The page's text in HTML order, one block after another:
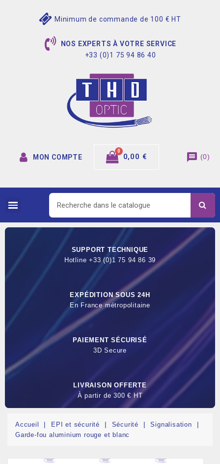
Minimum de commande de 100 € HT
NOS EXPERTS À VOTRE SERVICE
+33 (0)1 75 94 86 40
MON COMPTE 0,00 € message (0)
SUPPORT TECHNIQUE
Hotline +33 (0)1 75 94 86 39
EXPÉDITION SOUS 24H
En France métropolitaine
PAIEMENT SÉCURISÉ
3D Secure
LIVRAISON OFFERTE
À partir de 300 € HT
Accueil EPI et sécurité Sécurité
Signalisation
Garde-fou aluminium rouge et blanc